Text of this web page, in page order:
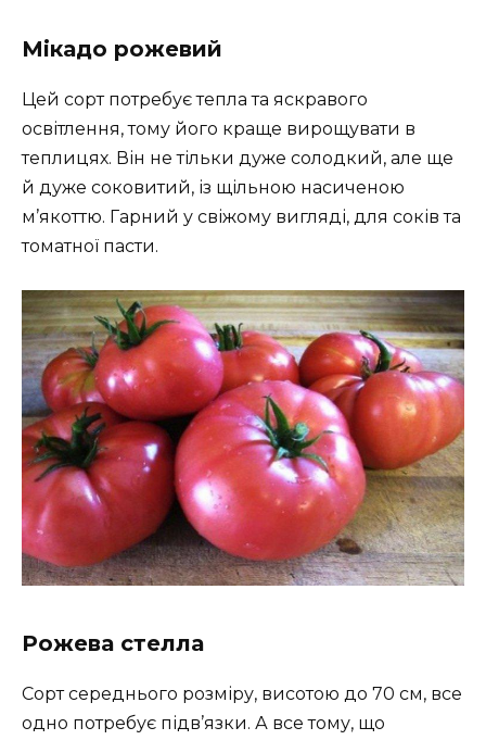
Мікадо рожевий
Цей сорт потребує тепла та яскравого
освітлення, тому його краще вирощувати в
теплицях. Він не тільки дуже солодкий, але ще
й дуже соковитий, із щільною насиченою
м’якоттю. Гарний у свіжому вигляді, для соків та
томатної пасти.
Рожева стелла
Сорт середнього розміру, висотою до 70 см, все
одно потребує підв’язки. А все тому, що